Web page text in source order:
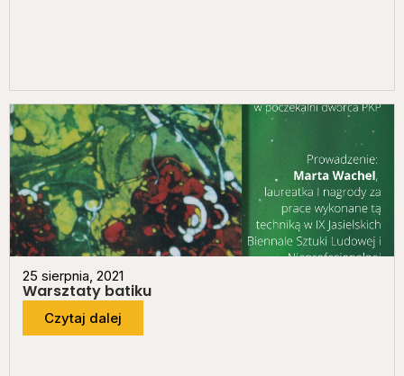
25 sierpnia, 2021
Warsztaty batiku
Czytaj dalej